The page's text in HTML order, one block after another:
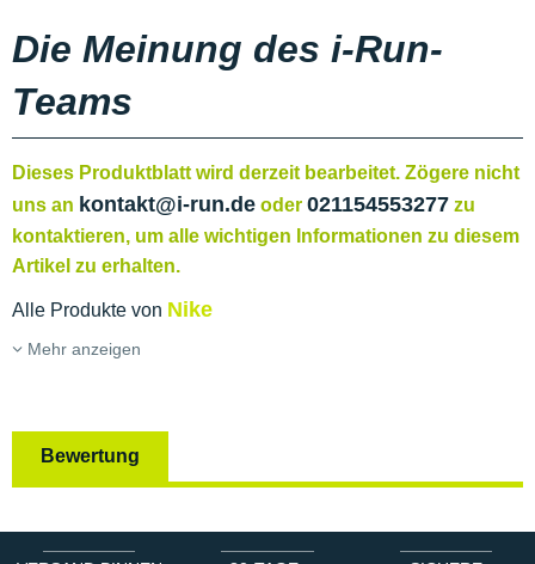
Die Meinung des i-Run-
Teams
Dieses Produktblatt wird derzeit bearbeitet. Zögere nicht
uns an kontakt@i-run.de oder 021154553277 zu
kontaktieren, um alle wichtigen Informationen zu diesem
Artikel zu erhalten.
Alle Produkte von Nike
Mehr anzeigen
Bewertung